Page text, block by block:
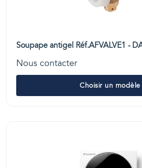
Soupape antigel Réf.AFVALVE1 -
Nous contacter
Choisir un modèle